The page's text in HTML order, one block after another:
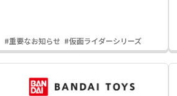
#重要なお知らせ #仮面ライダーシリーズ